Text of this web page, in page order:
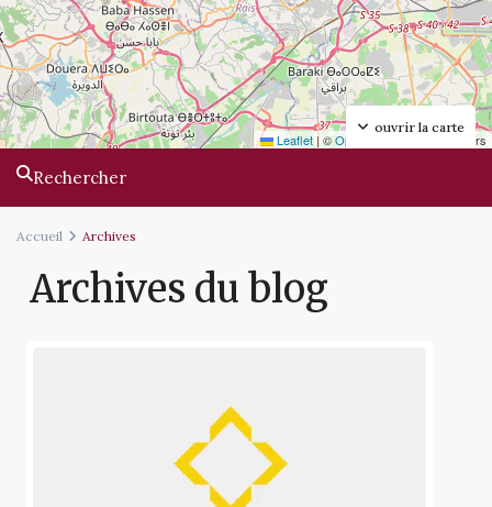
Leaflet | ©OpenStreetMap contributors
ouvrir la carte
Rechercher
Accueil Archives
Archives du blog